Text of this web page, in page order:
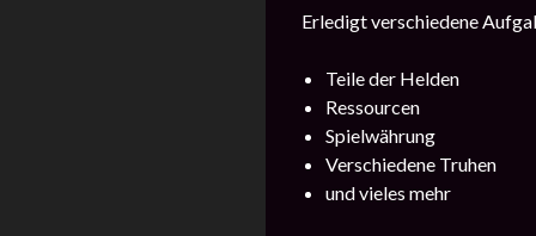
Erledigt verschiedene
Teile der Helden
Ressourcen
Spielwährung
Verschiedene Truhen
und vieles mehr